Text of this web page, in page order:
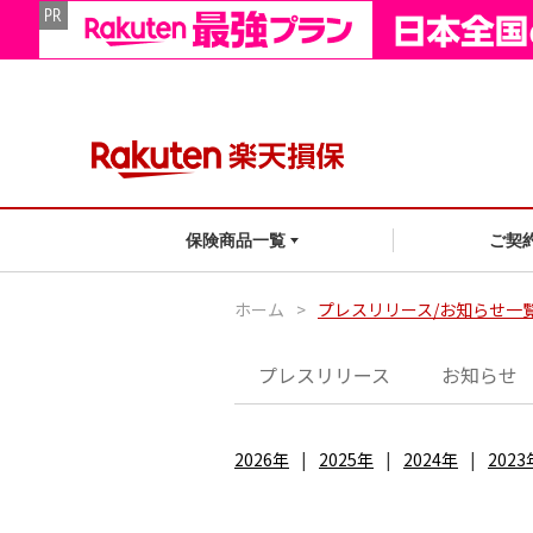
保険商品一覧 ご契
ホーム > プレスリリース/お知らせ一
プレスリリース お知らせ
2026年 2025年 2024年 2023